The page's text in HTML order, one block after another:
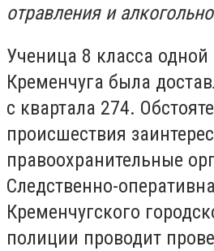
отравления и
Ученица 8 класса
Кременчуга была
с квартала 274.
происшествия
правоохранительные
Следственно-
Кременчугского
полиции проводит